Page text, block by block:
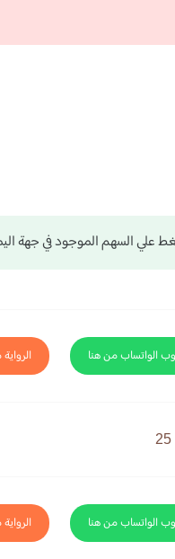
علي السهم الموجود في جهة
الواتساب من هنا
الواتساب من هنا